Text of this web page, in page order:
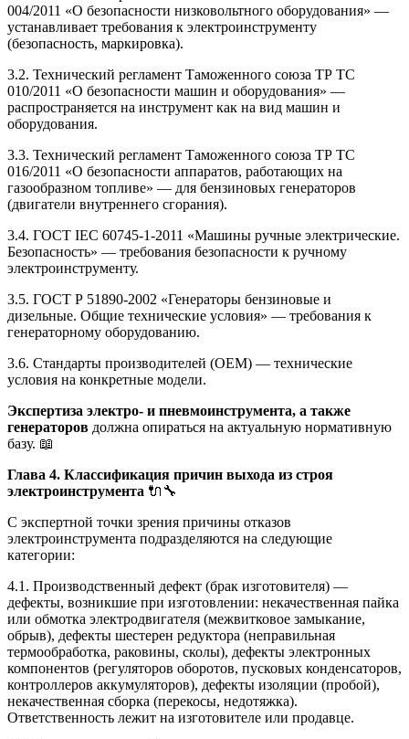
004/2011 «О безопасности низковольтного оборудования» —
устанавливает требования к электроинструменту
(безопасность, маркировка).
3.2. Технический регламент Таможенного союза ТР ТС
010/2011 «О безопасности машин и оборудования» —
распространяется на инструмент как на вид машин и
оборудования.
3.3. Технический регламент Таможенного союза ТР ТС
016/2011 «О безопасности аппаратов, работающих на
газообразном топливе» — для бензиновых генераторов
(двигатели внутреннего сгорания).
3.4. ГОСТ IEC 60745-1-2011 «Машины ручные электрические.
Безопасность» — требования безопасности к ручному
электроинструменту.
3.5. ГОСТ Р 51890-2002 «Генераторы бензиновые и
дизельные. Общие технические условия» — требования к
генераторному оборудованию.
3.6. Стандарты производителей (OEM) — технические
условия на конкретные модели.
Экспертиза электро- и пневмоинструмента, а также
генераторов должна опираться на актуальную нормативную
базу. 📖
Глава 4. Классификация причин выхода из строя
электроинструмента 🔌🔧
С экспертной точки зрения причины отказов
электроинструмента подразделяются на следующие
категории:
4.1. Производственный дефект (брак изготовителя) —
дефекты, возникшие при изготовлении: некачественная пайка
или обмотка электродвигателя (межвитковое замыкание,
обрыв), дефекты шестерен редуктора (неправильная
термообработка, раковины, сколы), дефекты электронных
компонентов (регуляторов оборотов, пусковых конденсаторов,
контроллеров аккумуляторов), дефекты изоляции (пробой),
некачественная сборка (перекосы, недотяжка).
Ответственность лежит на изготовителе или продавце.